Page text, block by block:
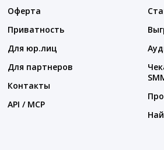
Оферта
Приватность
Для юр.лиц
Для партнеров
Контакты
API / MCP